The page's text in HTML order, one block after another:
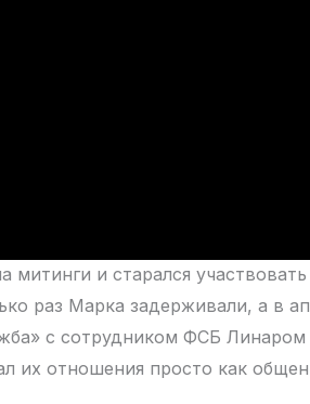
митинги и старался
раз Марка задерживали, а в
с сотрудником ФСБ Линаром
их отношения просто как